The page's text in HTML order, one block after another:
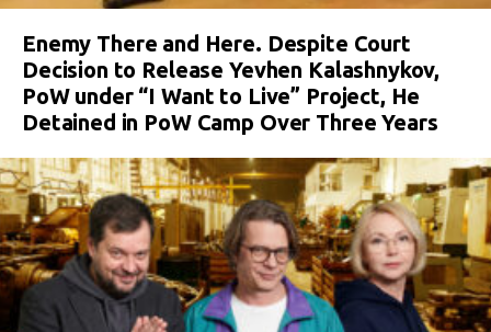
Enemy There and Here. Despite Court
Decision to Release Yevhen Kalashnykov,
PoW under “I Want to Live” Project, He
Detained in PoW Camp Over Three Years